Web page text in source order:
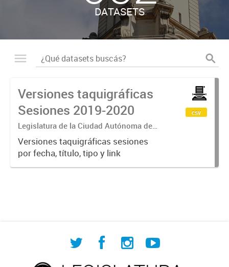
DATASETS
Versiones taquigráficas
Sesiones 2019-2020
Legislatura de la Ciudad Autónoma de
Buenos Aires
Versiones taquigráficas sesiones
por fecha, título, tipo y link
csv